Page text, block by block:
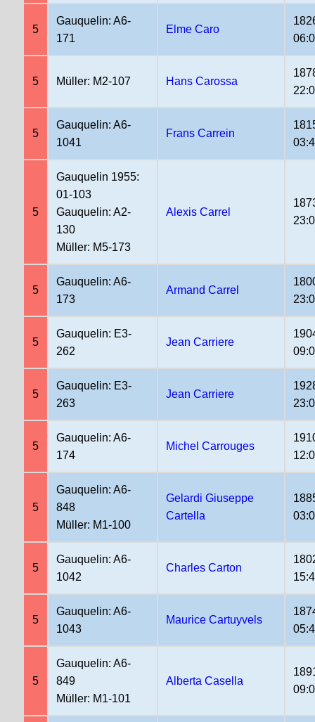
5
Gauquelin: A6-
171
Elme Caro
5 Müller: M2-107 Hans Carossa
5
Gauquelin: A6-
1041
Frans Carrein
5
Gauquelin 1955:
01-103
Gauquelin: A2-
130
Müller: M5-173
Alexis Carrel
5
Gauquelin: A6-
173
Armand Carrel
5
Gauquelin: E3-
262
Jean Carriere
5
Gauquelin: E3-
263
Jean Carriere
5
Gauquelin: A6-
174
Michel Carrouges
5
Gauquelin: A6-
848
Müller: M1-100
Gelardi Giuseppe
Cartella
5
Gauquelin: A6-
1042
Charles Carton
5
Gauquelin: A6-
1043
Maurice Cartuyvels
5
Gauquelin: A6-
849
Müller: M1-101
Alberta Casella